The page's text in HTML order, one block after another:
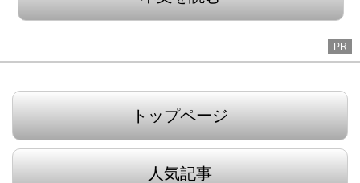
PR
トップページ
人気記事